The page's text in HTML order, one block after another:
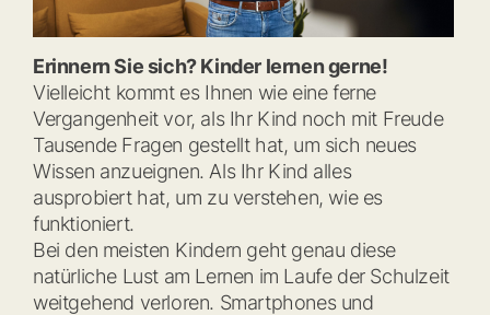
Erinnern Sie sich? Kinder lernen gerne!
Vielleicht kommt es Ihnen wie eine ferne
Vergangenheit vor, als Ihr Kind noch mit Freude
Tausende Fragen gestellt hat, um sich neues
Wissen anzueignen. Als Ihr Kind alles
ausprobiert hat, um zu verstehen, wie es
funktioniert.
Bei den meisten Kindern geht genau diese
natürliche Lust am Lernen im Laufe der Schulzeit
weitgehend verloren. Smartphones und